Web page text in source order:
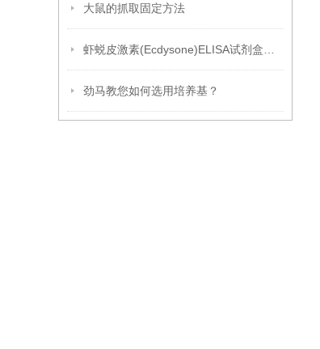
大鼠的抓取固定方法
劲马教您如何选用培养基？